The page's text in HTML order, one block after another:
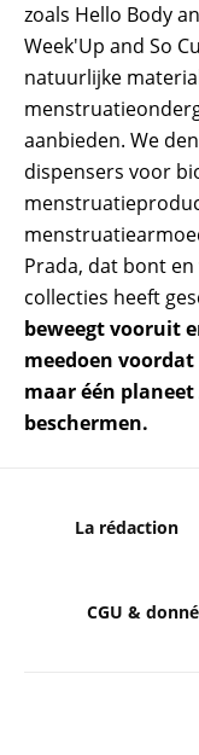
zoals Hello Body
Week'Up and So
natuurlijke
aanbieden. We
dispensers voor
Prada, dat bont
collecties heeft
beweegt vooruit
meedoen
maar één
beschermen.
La rédaction
CGU &